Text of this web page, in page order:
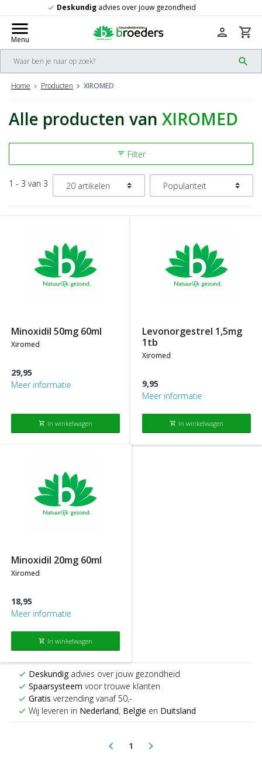
check Gratisverzending vanaf 50,-
menu
Menu
search
person shopping_cart
Home Producten XIROMED
Alle producten van XIROMED
filter_list Filter
1 - 3 van 3
minoxidil 50mg 60ml
xiromed
29,95
Meer informatie
shopping_cart In winkelwagen
levonorgestrel 1,5mg
1tb
xiromed
9,95
Meer informatie
shopping_cart In winkelwagen
minoxidil 20mg 60ml
xiromed
18,95
Meer informatie
shopping_cart In winkelwagen
check Deskundigadvies over jouw gezondheid
check Spaarsysteem voor trouwe klanten
check Gratis verzending vanaf 50,-
check Wij leveren in Nederland, België en Duitsland
arrow_back_ios 1(current)
arrow_forward_ios